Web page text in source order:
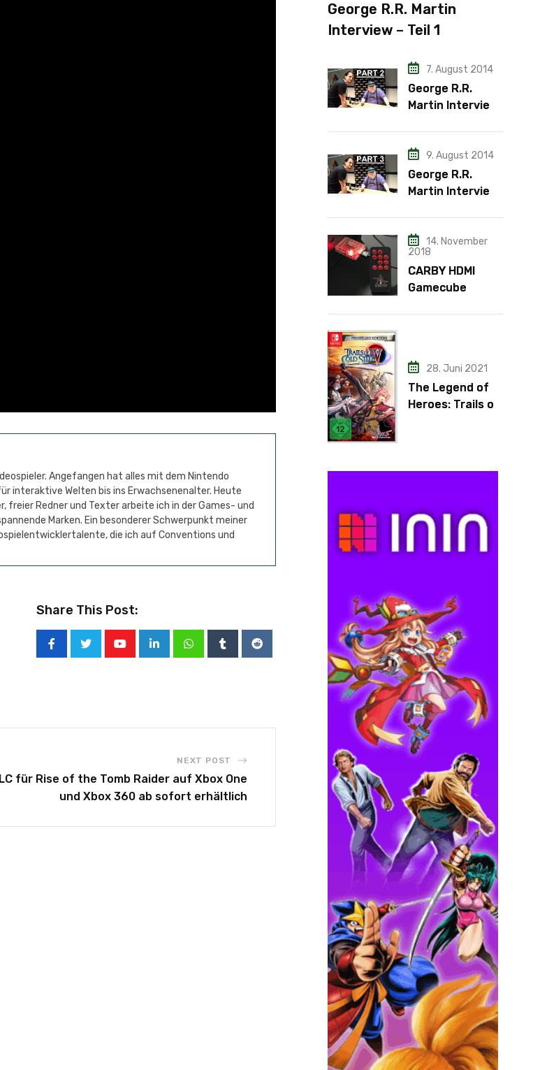
Angefangen hat alles mit dem Nintendo
interaktive Welten bis ins Erwachsenenalter. Heute
freier Redner und Texter arbeite ich in der Games- und
Marken. Ein besonderer Schwerpunkt meiner
die ich auf Conventions und
Share This Post:
NEXT POST
für Rise of the Tomb Raider auf Xbox One
und Xbox 360 ab sofort erhältlich
George R.R. Martin
Interview – Teil 1
7. August 2014
George R.R.
Martin Interview
9. August 2014
George R.R.
Martin Interview
14. November
2018
CARBY HDMI
Gamecube
28. Juni 2021
The Legend of
Heroes: Trails of